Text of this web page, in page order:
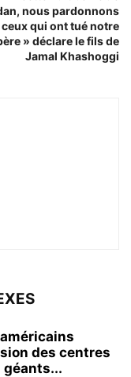
nous pardonnons
ceux qui ont tué notre
» déclare le fils de
Jamal Khashoggi
des centres
géants...